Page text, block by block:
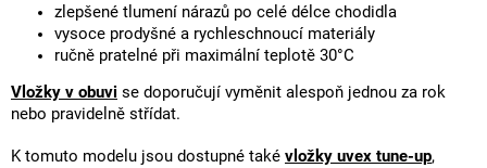
zlepšené tlumení nárazů po celé délce chodidla
vysoce prodyšné a rychleschnoucí materiály
ručně pratelné při maximální teplotě 30°C
Vložky v obuvi se doporučují vyměnit alespoň jednou za rok
nebo pravidelně střídat.
K tomuto modelu jsou dostupné také vložky uvex tune-up,